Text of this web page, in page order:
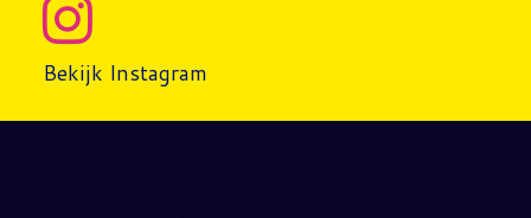
Bekijk Instagram